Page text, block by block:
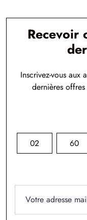
Recevoir
Inscrivez-vous aux
dernières
02 60